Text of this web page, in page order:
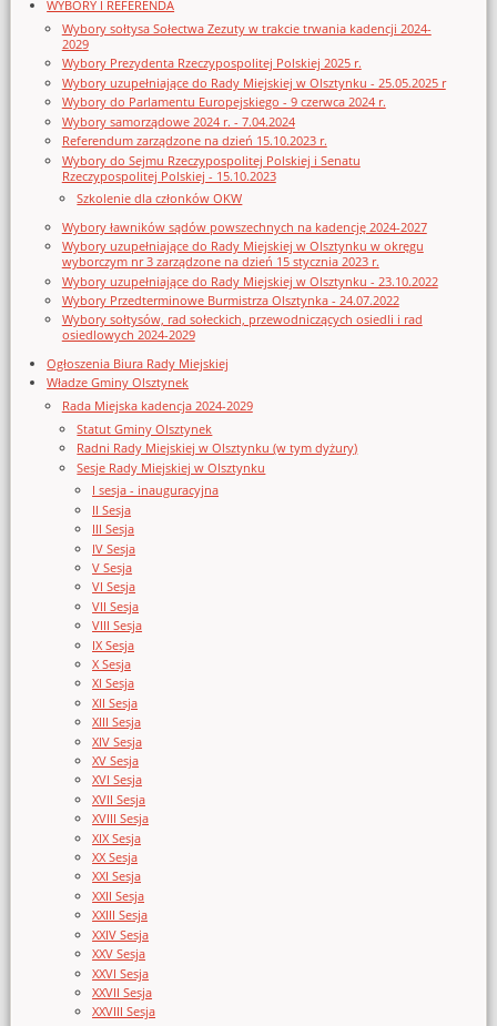
WYBORY I REFERENDA
Wybory sołtysa Sołectwa Zezuty w trakcie trwania kadencji 2024-
2029
Wybory Prezydenta Rzeczypospolitej Polskiej 2025 r.
Wybory uzupełniające do Rady Miejskiej w Olsztynku - 25.05.2025 r
Wybory do Parlamentu Europejskiego - 9 czerwca 2024 r.
Wybory samorządowe 2024 r. - 7.04.2024
Referendum zarządzone na dzień 15.10.2023 r.
Wybory do Sejmu Rzeczypospolitej Polskiej i Senatu
Rzeczypospolitej Polskiej - 15.10.2023
Szkolenie dla członków OKW
Wybory ławników sądów powszechnych na kadencję 2024-2027
Wybory uzupełniające do Rady Miejskiej w Olsztynku w okręgu
wyborczym nr 3 zarządzone na dzień 15 stycznia 2023 r.
Wybory uzupełniające do Rady Miejskiej w Olsztynku - 23.10.2022
Wybory Przedterminowe Burmistrza Olsztynka - 24.07.2022
Wybory sołtysów, rad sołeckich, przewodniczących osiedli i rad
osiedlowych 2024-2029
Ogłoszenia Biura Rady Miejskiej
Władze Gminy Olsztynek
Rada Miejska kadencja 2024-2029
Statut Gminy Olsztynek
Radni Rady Miejskiej w Olsztynku (w tym dyżury)
Sesje Rady Miejskiej w Olsztynku
I sesja - inauguracyjna
II Sesja
III Sesja
IV Sesja
V Sesja
VI Sesja
VII Sesja
VIII Sesja
IX Sesja
X Sesja
XI Sesja
XII Sesja
XIII Sesja
XIV Sesja
XV Sesja
XVI Sesja
XVII Sesja
XVIII Sesja
XIX Sesja
XX Sesja
XXI Sesja
XXII Sesja
XXIII Sesja
XXIV Sesja
XXV Sesja
XXVI Sesja
XXVII Sesja
XXVIII Sesja